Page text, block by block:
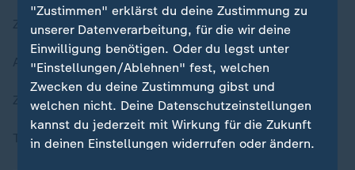
Zuletzt veröffentlicht
Aktuelle Sendungs-Videos
ZDFheute Stories
Themen im Überblick
"Zustimmen" erklärst du deine Zustimmung zu
unserer Datenverarbeitung, für die wir deine
Einwilligung benötigen. Oder du legst unter
"Einstellungen/Ablehnen" fest, welchen
Zwecken du deine Zustimmung gibst und
welchen nicht. Deine Datenschutzeinstellungen
kannst du jederzeit mit Wirkung für die Zukunft
in deinen Einstellungen widerrufen oder ändern.